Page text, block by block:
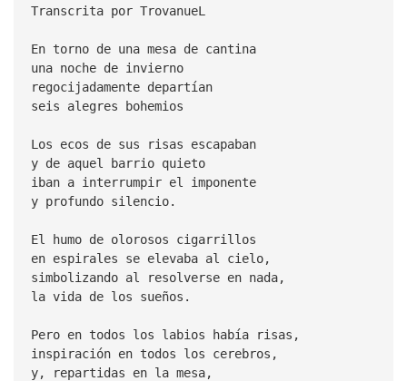
Transcrita por TrovanueL
En torno de una mesa de cantina
una noche de invierno
regocijadamente departían
seis alegres bohemios
Los ecos de sus risas escapaban
y de aquel barrio quieto
iban a interrumpir el imponente
y profundo silencio.
El humo de olorosos cigarrillos
en espirales se elevaba al cielo,
simbolizando al resolverse en nada,
la vida de los sueños.
Pero en todos los labios había risas,
inspiración en todos los cerebros,
y, repartidas en la mesa,